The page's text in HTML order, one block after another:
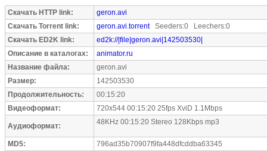
Скачать HTTP link:
geron.avi
Скачать Torrent link:
geron.avi.torrentSeeders:0 Leechers:0
Скачать ED2K link:
ed2k://|file|geron.avi|142503530|
Описание в каталогах:
animator.ru
Название файла:
geron.avi
Размер:
142503530
Продолжительность:
00:15:20
Видеоформат:
720x544 00:15:20 25fps XviD 1.1Mbps
Аудиоформат: 48KHz 00:15:20 Stereo 128Kbps mp3
MD5:
796ad35b70907f9fa448dfcddba63345